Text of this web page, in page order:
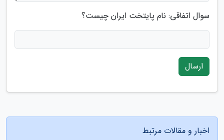
سوال اتفاقی: نام پایتخت ایران چیست؟
ارسال
اخبار و مقالات مرتبط